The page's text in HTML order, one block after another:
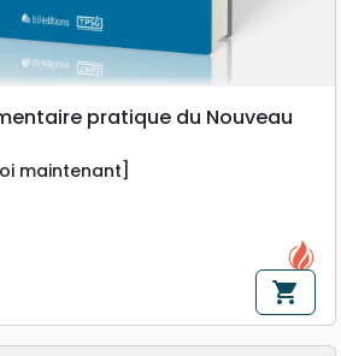
pratique du Nouveau
maintenant]
shopping_cart